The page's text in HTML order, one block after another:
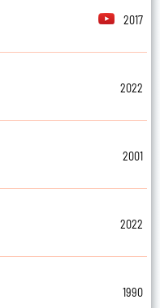
2017
2022
2001
2022
1990